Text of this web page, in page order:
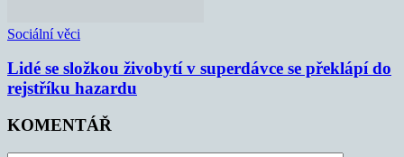
Sociální věci
Lidé se složkou živobytí v superdávce se překlápí do
rejstříku hazardu
KOMENTÁŘ